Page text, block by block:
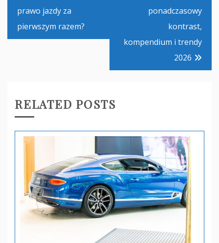
wpisu
prawo jazdy za
pierwszym razem?
ponadczasowy
kontrast,
kompendium i trendy
2026
RELATED POSTS